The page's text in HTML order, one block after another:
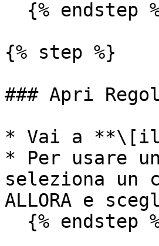
{% step %}
### Apri
* Vai a **\[il
* Per usare
seleziona un
ALLORA e